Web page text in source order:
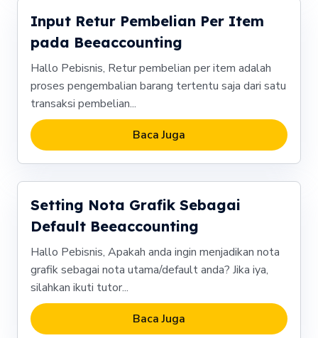
Input Retur Pembelian Per Item
pada Beeaccounting
Hallo Pebisnis, Retur pembelian per item adalah
proses pengembalian barang tertentu saja dari satu
transaksi pembelian...
Baca Juga
Setting Nota Grafik Sebagai
Default Beeaccounting
Hallo Pebisnis, Apakah anda ingin menjadikan nota
grafik sebagai nota utama/default anda? Jika iya,
silahkan ikuti tutor...
Baca Juga